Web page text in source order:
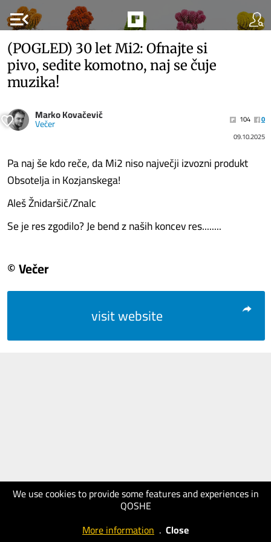
menu_open
We use cookies to provide some features and experiences in
QOSHE
More information . Close
(POGLED) 30 let Mi2: Ofnajte si
pivo, sedite komotno, naj se čuje
muzika!
Marko Kovačevič
Večer 104
0
09.10.2025
Pa naj še kdo reče, da Mi2 niso največji izvozni produkt
Obsotelja in Kozjanskega!
Aleš Žnidaršič/Znalc
Se je res zgodilo? Je bend z naših koncev res........
© Večer
visit website